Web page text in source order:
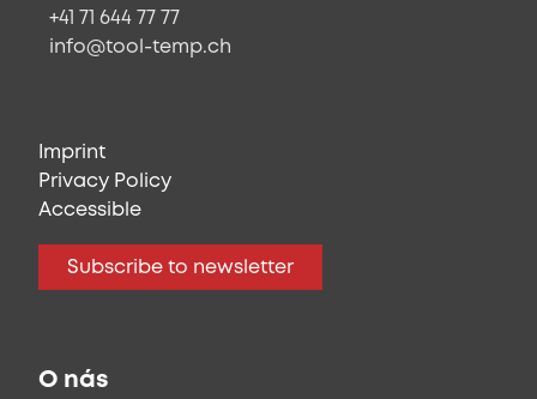
+41 71 644 77 77
info@tool-temp.ch
Imprint
Privacy Policy
Accessible
Subscribe to newsletter
O nás